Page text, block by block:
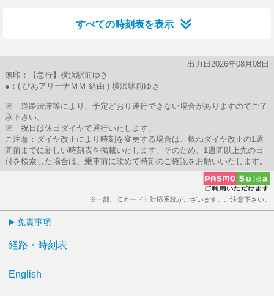
すべての時刻表を表示
出力日2026年08月08日
無印：【急行】横浜駅前ゆき
●：( ぴあアリーナＭＭ 経由 ) 横浜駅前ゆき
※ 道路渋滞等により、予定どおり運行できない場合がありますのでご了
承下さい。
※ 祝日は休日ダイヤで運行いたします。
ご注意：ダイヤ改正により時刻を変更する場合は、概ねダイヤ改正の1週
間前までに新しい時刻表を掲載いたします。そのため、1週間以上先の日
付を検索した場合は、乗車前に改めて時刻のご確認をお願いいたします。
※一部、ICカード非対応系統がございます。ご注意下さい。
免責事項
経路・時刻表
English